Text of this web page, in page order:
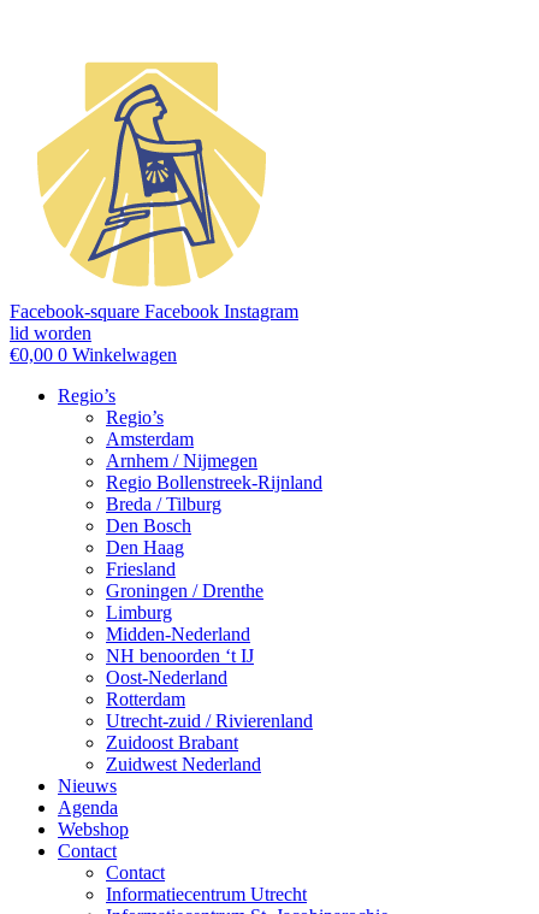
Facebook-square Facebook Instagram
lid worden
€0,00 0 Winkelwagen
Regio’s
Regio’s
Amsterdam
Arnhem / Nijmegen
Regio Bollenstreek-Rijnland
Breda / Tilburg
Den Bosch
Den Haag
Friesland
Groningen / Drenthe
Limburg
Midden-Nederland
NH benoorden ‘t IJ
Oost-Nederland
Rotterdam
Utrecht-zuid / Rivierenland
Zuidoost Brabant
Zuidwest Nederland
Nieuws
Agenda
Webshop
Contact
Contact
Informatiecentrum Utrecht